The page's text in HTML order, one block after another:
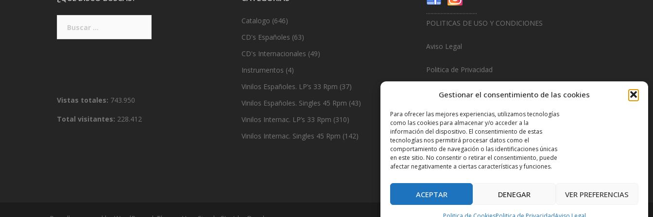
Gestionar el consentimiento de las cookies
Para ofrecer las mejores experiencias, utilizamos tecnologías
como las cookies para almacenar y/o acceder a la
información del dispositivo. El consentimiento de estas
tecnologías nos permitirá procesar datos como el
comportamiento de navegación o las identificaciones únicas
en este sitio. No consentir o retirar el consentimiento, puede
afectar negativamente a ciertas características y funciones.
ACEPTAR DENEGAR VER PREFERENCIAS
Vistas totales: 743.950
Total visitantes: 228.412
Catalogo (646)
CD's Españoles (63)
CD's Internacionales (49)
Instrumentos (4)
Vinilos Españoles. LP’s 33 Rpm (37)
Vinilos Españoles. Singles 45 Rpm (43)
Vinilos Internac. LP’s 33 Rpm (310)
Vinilos Internac. Singles 45 Rpm (142)
...................................
POLITICAS DE USO Y CONDICIONES
Aviso Legal
Politica de Privacidad
Politica de Cookies
Design & Promotions ByHitred.com